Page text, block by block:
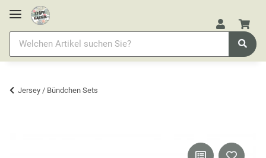
Jersey / Bündchen Sets